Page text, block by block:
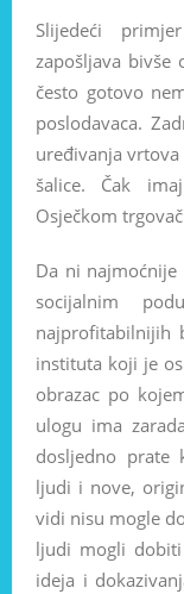
Slijedeći
zapošljava bivše
često gotovo
poslodavaca.
uređivanja
šalice. Čak
Osječkom
Da ni najmoćnije
socijalnim
najprofitabilnijih
instituta koji je
obrazac po
ulogu ima
dosljedno
ljudi i nove,
vidi nisu mogle
ljudi mogli
ideja i